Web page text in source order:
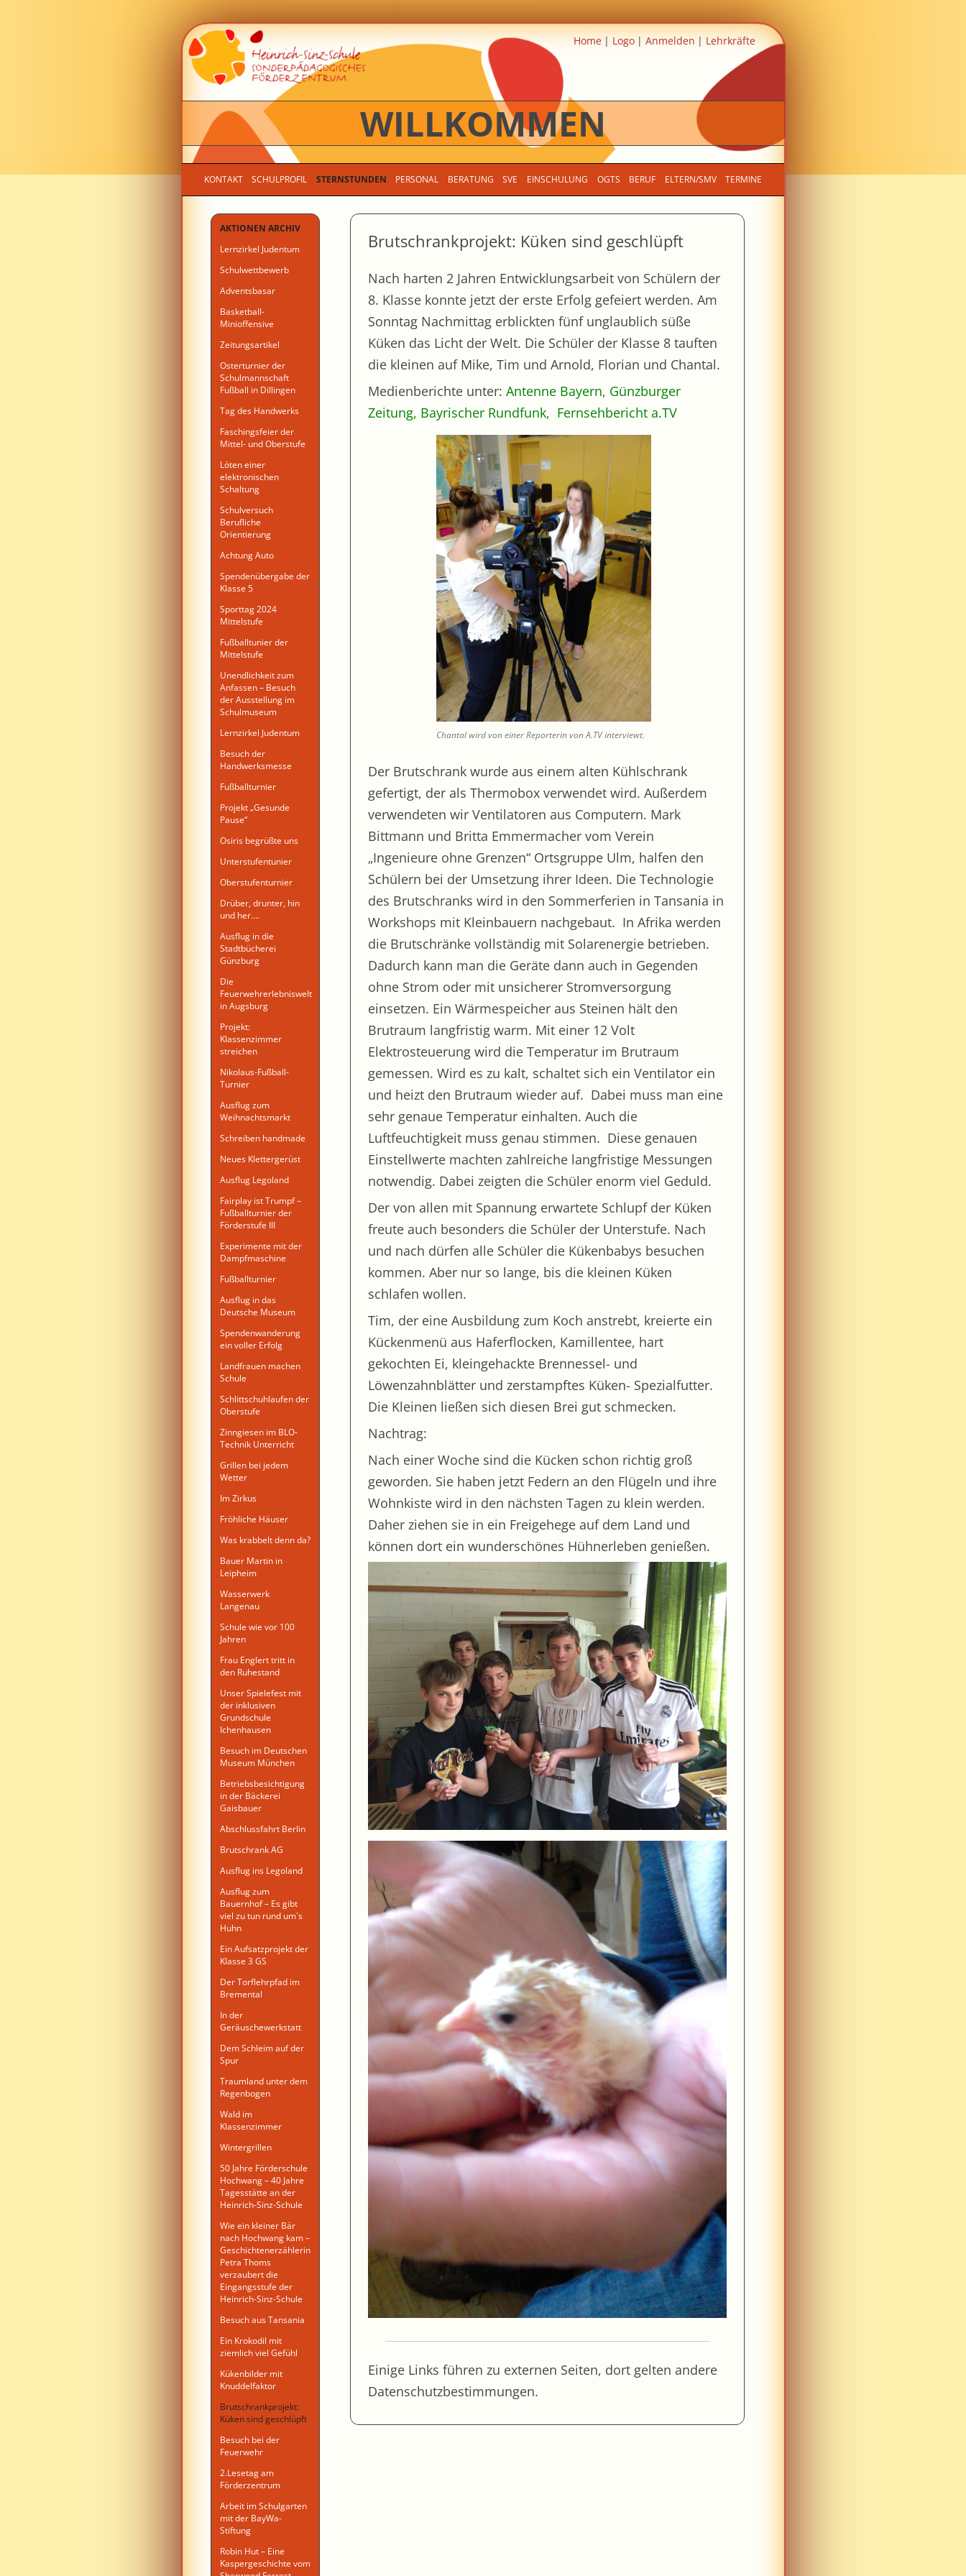
Home Logo Anmelden Lehrkräfte
WILLKOMMEN
Zum Inhalt springen
KONTAKT SCHULPROFIL STERNSTUNDEN PERSONAL BERATUNG SVE EINSCHULUNG OGTS BERUF ELTERN/SMV TERMINE
AKTIONEN ARCHIV
Lernzirkel Judentum
Schulwettbewerb
Adventsbasar
Basketball-
Minioffensive
Zeitungsartikel
Osterturnier der
Schulmannschaft
Fußball in Dillingen
Tag des Handwerks
Faschingsfeier der
Mittel- und Oberstufe
Löten einer
elektronischen
Schaltung
Schulversuch
Berufliche
Orientierung
Achtung Auto
Spendenübergabe der
Klasse 5
Sporttag 2024
Mittelstufe
Fußballtunier der
Mittelstufe
Unendlichkeit zum
Anfassen – Besuch
der Ausstellung im
Schulmuseum
Lernzirkel Judentum
Besuch der
Handwerksmesse
Fußballturnier
Projekt „Gesunde
Pause“
Osiris begrüßte uns
Unterstufentunier
Oberstufenturnier
Drüber, drunter, hin
und her….
Ausflug in die
Stadtbücherei
Günzburg
Die
Feuerwehrerlebniswelt
in Augsburg
Projekt:
Klassenzimmer
streichen
Nikolaus-Fußball-
Turnier
Ausflug zum
Weihnachtsmarkt
Schreiben handmade
Neues Klettergerüst
Ausflug Legoland
Fairplay ist Trumpf –
Fußballturnier der
Förderstufe III
Experimente mit der
Dampfmaschine
Fußballturnier
Ausflug in das
Deutsche Museum
Spendenwanderung
ein voller Erfolg
Landfrauen machen
Schule
Schlittschuhlaufen der
Oberstufe
Zinngiesen im BLO-
Technik Unterricht
Grillen bei jedem
Wetter
Im Zirkus
Fröhliche Häuser
Was krabbelt denn da?
Bauer Martin in
Leipheim
Wasserwerk
Langenau
Schule wie vor 100
Jahren
Frau Englert tritt in
den Ruhestand
Unser Spielefest mit
der inklusiven
Grundschule
Ichenhausen
Besuch im Deutschen
Museum München
Betriebsbesichtigung
in der Bäckerei
Gaisbauer
Abschlussfahrt Berlin
Brutschrank AG
Ausflug ins Legoland
Ausflug zum
Bauernhof – Es gibt
viel zu tun rund um´s
Huhn
Ein Aufsatzprojekt der
Klasse 3 GS
Der Torflehrpfad im
Bremental
In der
Geräuschewerkstatt
Dem Schleim auf der
Spur
Traumland unter dem
Regenbogen
Wald im
Klassenzimmer
Wintergrillen
50 Jahre Förderschule
Hochwang – 40 Jahre
Tagesstätte an der
Heinrich-Sinz-Schule
Wie ein kleiner Bär
nach Hochwang kam –
Geschichtenerzählerin
Petra Thoms
verzaubert die
Eingangsstufe der
Heinrich-Sinz-Schule
Besuch aus Tansania
Ein Krokodil mit
ziemlich viel Gefühl
Kükenbilder mit
Knuddelfaktor
Brutschrankprojekt:
Küken sind geschlüpft
Besuch bei der
Feuerwehr
2.Lesetag am
Förderzentrum
Arbeit im Schulgarten
mit der BayWa-
Stiftung
Robin Hut – Eine
Kaspergeschichte vom
Brutschrankprojekt: Küken sind geschlüpft
Nach harten 2 Jahren Entwicklungsarbeit von Schülern der
8. Klasse konnte jetzt der erste Erfolg gefeiert werden. Am
Sonntag Nachmittag erblickten fünf unglaublich süße
Küken das Licht der Welt. Die Schüler der Klasse 8 tauften
die kleinen auf Mike, Tim und Arnold, Florian und Chantal.
Medienberichte unter:Antenne Bayern, Günzburger
Zeitung, Bayrischer Rundfunk, Fernsehbericht a.TV
Chantal wird von einer Reporterin von A.TV interviewt.
Der Brutschrank wurde aus einem alten Kühlschrank
gefertigt, der als Thermobox verwendet wird. Außerdem
verwendeten wir Ventilatoren aus Computern. Mark
Bittmann und Britta Emmermacher vom Verein
„Ingenieure ohne Grenzen“ Ortsgruppe Ulm, halfen den
Schülern bei der Umsetzung ihrer Ideen. Die Technologie
des Brutschranks wird in den Sommerferien in Tansania in
Workshops mit Kleinbauern nachgebaut. In Afrika werden
die Brutschränke vollständig mit Solarenergie betrieben.
Dadurch kann man die Geräte dann auch in Gegenden
ohne Strom oder mit unsicherer Stromversorgung
einsetzen. Ein Wärmespeicher aus Steinen hält den
Brutraum langfristig warm. Mit einer 12 Volt
Elektrosteuerung wird die Temperatur im Brutraum
gemessen. Wird es zu kalt, schaltet sich ein Ventilator ein
und heizt den Brutraum wieder auf. Dabei muss man eine
sehr genaue Temperatur einhalten. Auch die
Luftfeuchtigkeit muss genau stimmen. Diese genauen
Einstellwerte machten zahlreiche langfristige Messungen
notwendig. Dabei zeigten die Schüler enorm viel Geduld.
Der von allen mit Spannung erwartete Schlupf der Küken
freute auch besonders die Schüler der Unterstufe. Nach
und nach dürfen alle Schüler die Kükenbabys besuchen
kommen. Aber nur so lange, bis die kleinen Küken
schlafen wollen.
Tim, der eine Ausbildung zum Koch anstrebt, kreierte ein
Kückenmenü aus Haferflocken, Kamillentee, hart
gekochten Ei, kleingehackte Brennessel- und
Löwenzahnblätter und zerstampftes Küken- Spezialfutter.
Die Kleinen ließen sich diesen Brei gut schmecken.
Nachtrag:
Nach einer Woche sind die Kücken schon richtig groß
geworden. Sie haben jetzt Federn an den Flügeln und ihre
Wohnkiste wird in den nächsten Tagen zu klein werden.
Daher ziehen sie in ein Freigehege auf dem Land und
können dort ein wunderschönes Hühnerleben genießen.
Einige Links führen zu externen Seiten, dort gelten andere
Datenschutzbestimmungen.